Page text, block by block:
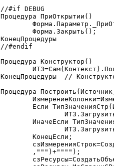
//#if DEBUG
Процедура ПриОткрытии()
КонецПроцедуры
//#endif
Процедура Конструктор()
КонецПроцедуры	// Конструктор
Процедура